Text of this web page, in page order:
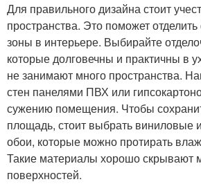
Для правильного дизайна стоит
пространства. Это поможет
зоны в интерьере. Выбирайте
которые долговечны и практичны в
не занимают много пространства.
стен панелями ПВХ или
сужению помещения. Чтобы
площадь, стоит выбрать виниловые
обои, которые можно протирать
Такие материалы хорошо скрывают
поверхностей.